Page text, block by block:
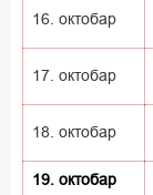
16. октобар
17. октобар
18. октобар
19. октобар